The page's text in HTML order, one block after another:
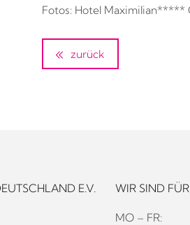
Fotos: Hotel Maximilian*****
zurück
E.V.
WIR SIND
MO – FR: